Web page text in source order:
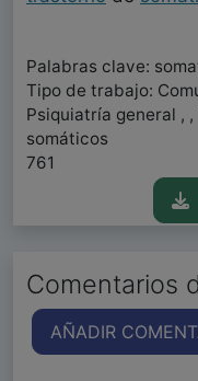
Palabras clave:
Tipo de trabajo:
Psiquiatría general ,
somáticos
761
Comentarios
AÑADIR